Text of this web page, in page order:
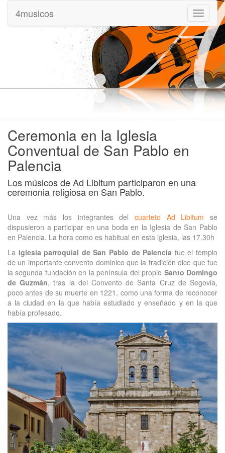
Mostrar
menu
4musicos
Ceremonia en la Iglesia
Conventual de San Pablo en
Palencia
Los músicos de Ad Libitum participaron en una
ceremonia religiosa en San Pablo.
Una vez más los integrantes del cuarteto Ad Libitum se
dispusieron a participar en una boda en la Iglesia de San Pablo
en Palencia. La hora como es habitual en esta iglesia, las 17.30h
La iglesia parroquial de San Pablo de Palencia fue el templo
de un importante convento dominico que la tradición dice que fue
la segunda fundación en la península del propio Santo Domingo
de Guzmán, tras la del Convento de Santa Cruz de Segovia,
poco antes de su muerte en 1221, como una forma de reconocer
a la ciudad en la que había estudiado y enseñado y en la que
había profesado.